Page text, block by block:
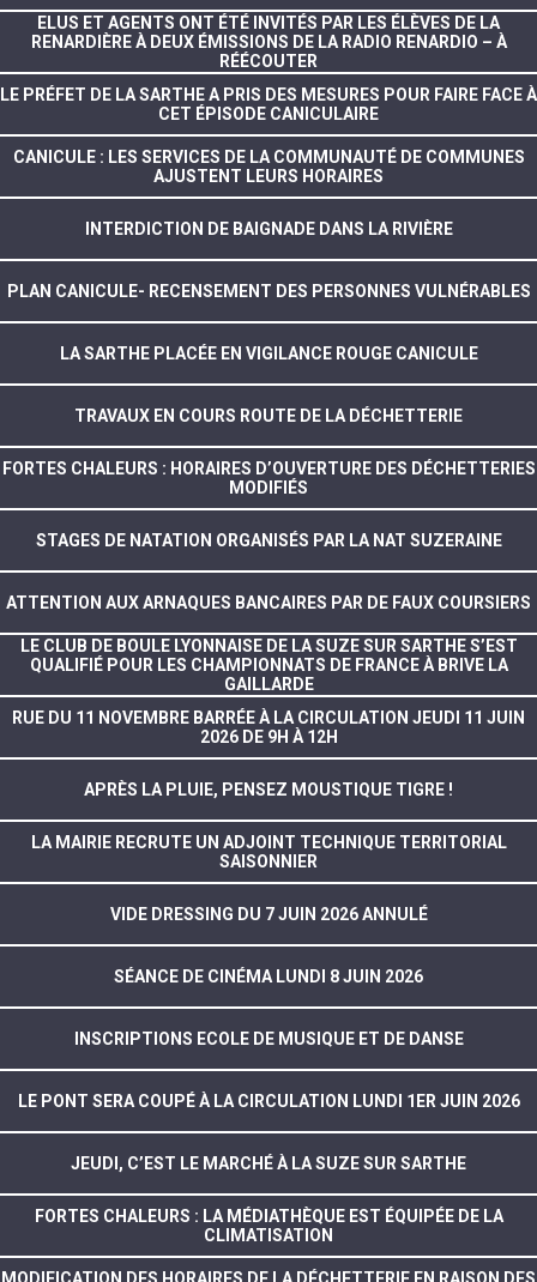
ELUS ET AGENTS ONT ÉTÉ INVITÉS PAR LES ÉLÈVES DE LA
RENARDIÈRE À DEUX ÉMISSIONS DE LA RADIO RENARDIO – À
RÉÉCOUTER
LE PRÉFET DE LA SARTHE A PRIS DES MESURES POUR FAIRE FACE À
CET ÉPISODE CANICULAIRE
CANICULE : LES SERVICES DE LA COMMUNAUTÉ DE COMMUNES
AJUSTENT LEURS HORAIRES
INTERDICTION DE BAIGNADE DANS LA RIVIÈRE
PLAN CANICULE- RECENSEMENT DES PERSONNES VULNÉRABLES
LA SARTHE PLACÉE EN VIGILANCE ROUGE CANICULE
TRAVAUX EN COURS ROUTE DE LA DÉCHETTERIE
FORTES CHALEURS : HORAIRES D’OUVERTURE DES DÉCHETTERIES
MODIFIÉS
STAGES DE NATATION ORGANISÉS PAR LA NAT SUZERAINE
ATTENTION AUX ARNAQUES BANCAIRES PAR DE FAUX COURSIERS
LE CLUB DE BOULE LYONNAISE DE LA SUZE SUR SARTHE S’EST
QUALIFIÉ POUR LES CHAMPIONNATS DE FRANCE À BRIVE LA
GAILLARDE
RUE DU 11 NOVEMBRE BARRÉE À LA CIRCULATION JEUDI 11 JUIN
2026 DE 9H À 12H
APRÈS LA PLUIE, PENSEZ MOUSTIQUE TIGRE !
LA MAIRIE RECRUTE UN ADJOINT TECHNIQUE TERRITORIAL
SAISONNIER
VIDE DRESSING DU 7 JUIN 2026 ANNULÉ
SÉANCE DE CINÉMA LUNDI 8 JUIN 2026
INSCRIPTIONS ECOLE DE MUSIQUE ET DE DANSE
LE PONT SERA COUPÉ À LA CIRCULATION LUNDI 1ER JUIN 2026
JEUDI, C’EST LE MARCHÉ À LA SUZE SUR SARTHE
FORTES CHALEURS : LA MÉDIATHÈQUE EST ÉQUIPÉE DE LA
CLIMATISATION
MODIFICATION DES HORAIRES DE LA DÉCHETTERIE EN RAISON DES